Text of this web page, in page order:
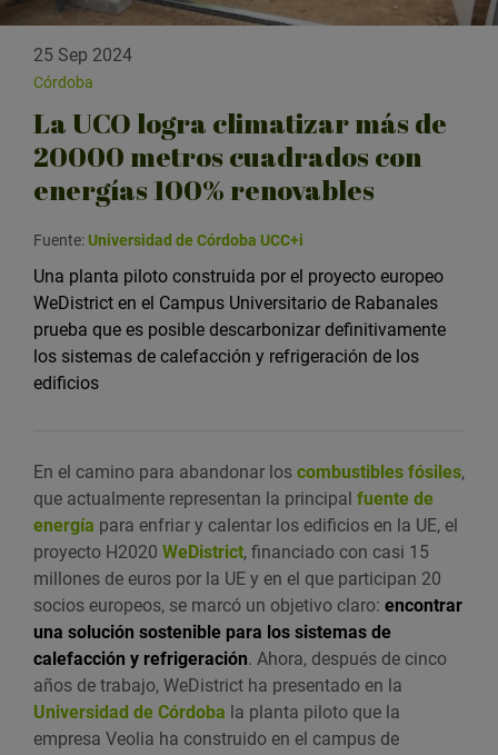
25 Sep 2024
Córdoba
La UCO logra climatizar más de
20000 metros cuadrados con
energías 100% renovables
Fuente:Universidad de Córdoba UCC+i
Una planta piloto construida por el proyecto europeo
WeDistrict en el Campus Universitario de Rabanales
prueba que es posible descarbonizar definitivamente
los sistemas de calefacción y refrigeración de los
edificios
En el camino para abandonar los combustibles fósiles,
que actualmente representan la principal fuente de
energía para enfriar y calentar los edificios en la UE, el
proyecto H2020 WeDistrict, financiado con casi 15
millones de euros por la UE y en el que participan 20
socios europeos, se marcó un objetivo claro: encontrar
una solución sostenible para los sistemas de
calefacción y refrigeración. Ahora, después de cinco
años de trabajo, WeDistrict ha presentado en la
Universidad de Córdoba la planta piloto que la
empresa Veolia ha construido en el campus de